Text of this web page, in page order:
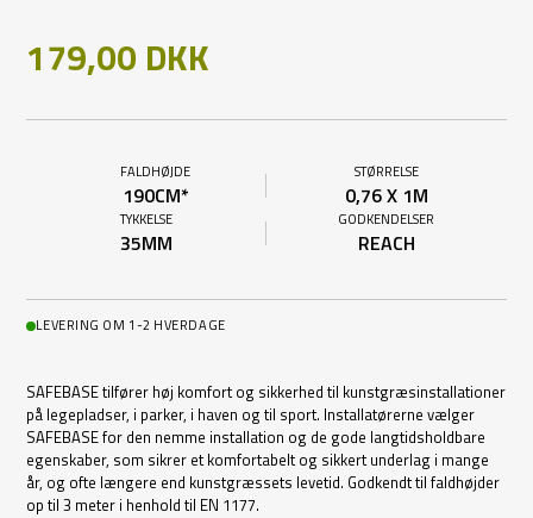
179,00 DKK
FALDHØJDE
190CM*
STØRRELSE
0,76 X 1M
TYKKELSE
35MM
GODKENDELSER
REACH
LEVERING OM 1-2 HVERDAGE
SAFEBASE tilfører høj komfort og sikkerhed til kunstgræsinstallationer
på legepladser, i parker, i haven og til sport. Installatørerne vælger
SAFEBASE for den nemme installation og de gode langtidsholdbare
egenskaber, som sikrer et komfortabelt og sikkert underlag i mange
år, og ofte længere end kunstgræssets levetid. Godkendt til faldhøjder
op til 3 meter i henhold til EN 1177.